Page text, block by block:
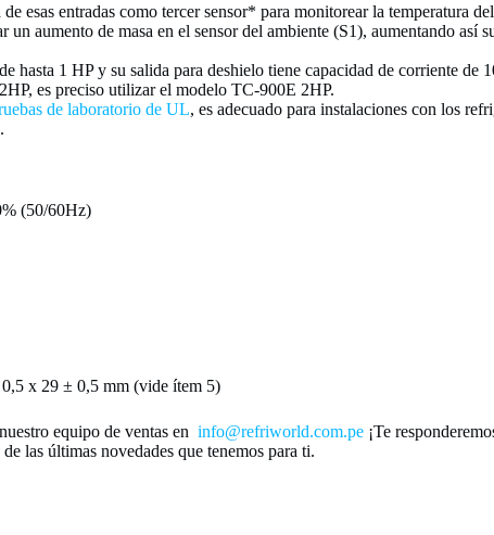
esas entradas como tercer sensor* para monitorear la temperatura
aumento de masa en el sensor del ambiente (S1), aumentando así
hasta 1 HP y su salida para deshielo tiene capacidad de corriente de
es preciso utilizar el modelo TC-900E 2HP.
de laboratorio de UL, es adecuado para instalaciones con los
(50/60Hz)
x 29 ± 0,5 mm (vide ítem 5)
equipo de ventas en info@refriworld.com.pe ¡Te
de las últimas novedades que tenemos para ti.